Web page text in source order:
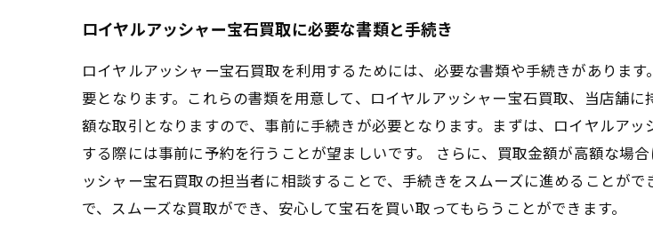
ロイヤルアッシャー宝石買取に必要な書類と手続き
ロイヤルアッシャー宝石買取を利用するためには、必要な書類や手続きがありま
要となります。これらの書類を用意して、ロイヤルアッシャー宝石買取、当店舗
額な取引となりますので、事前に手続きが必要となります。まずは、ロイヤルア
する際には事前に予約を行うことが望ましいです。 さらに、買取金額が高額な場
ッシャー宝石買取の担当者に相談することで、手続きをスムーズに進めることが
で、スムーズな買取ができ、安心して宝石を買い取ってもらうことができます。